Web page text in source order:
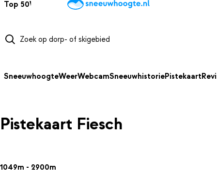
Top 50Webcams WintersportweerKaarten
SneeuwhoogteWeerWebcamSneeuwhistoriePistekaart
Pistekaart Fiesch
1049m - 2900m